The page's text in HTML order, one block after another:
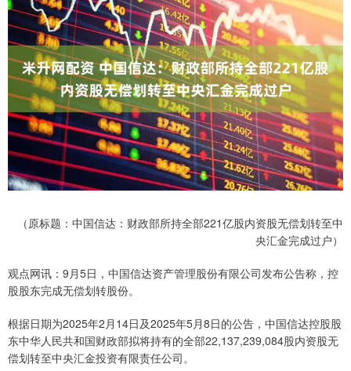
（原标题：中国信达：财政部所持全部221亿股内资股无偿划转至中
央汇金完成过户）
观点网讯：9月5日，中国信达资产管理股份有限公司发布公告称，控
股股东完成无偿划转股份。
根据日期为2025年2月14日及2025年5月8日的公告，中国信达控股股
东中华人民共和国财政部拟将持有的全部22,137,239,084股内资股无
偿划转至中央汇金投资有限责任公司。